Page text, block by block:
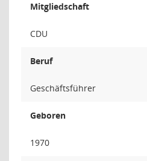
Mitgliedschaft
CDU
Beruf
Geschäftsführer
Geboren
1970